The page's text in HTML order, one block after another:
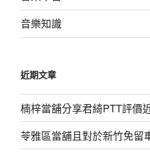
音樂知識
近期文章
楠梓當舖分享君綺PTT評價
苓雅區當舖且對於新竹免留